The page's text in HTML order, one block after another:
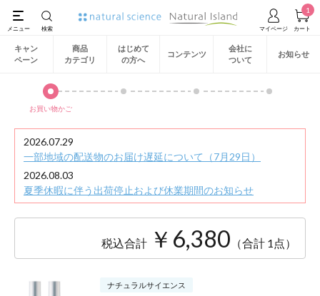
1
キャン
ペーン
商品
カテゴリ
はじめて
の方へ
コンテンツ
会社に
ついて
お知らせ
お買い物かご
2026.07.29
一部地域の配送物のお届け遅延について（7月29日）
2026.08.03
夏季休暇に伴う出荷停止および休業期間のお知らせ
税込合計 ￥6,380 （合計 1点）
ナチュラルサイエンス